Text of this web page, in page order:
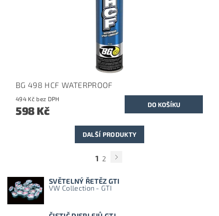
BG 498 HCF WATERPROOF
494 Kč bez DPH
598 Kč
DALŠÍ PRODUKTY
1 2
SVĚTELNÝ ŘETĚZ GTI
VW Collection - GTI